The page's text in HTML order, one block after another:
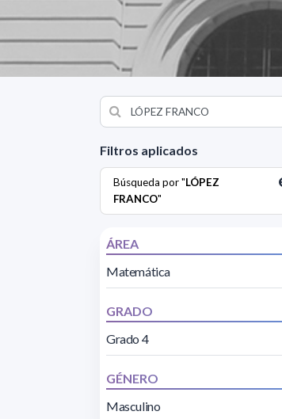
Filtros aplicados
Búsqueda por "LÓPEZ
FRANCO"
ÁREA
Matemática
GRADO
Grado 4
GÉNERO
Masculino